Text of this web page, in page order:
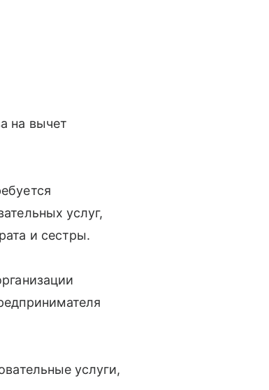
на вычет
услуг,
и сестры.
услуги,